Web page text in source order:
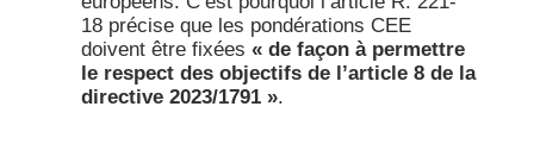
18 précise que les pondérations CEE
doivent être fixées « de façon à permettre
le respect des objectifs de l’article 8 de la
directive 2023/1791 ».